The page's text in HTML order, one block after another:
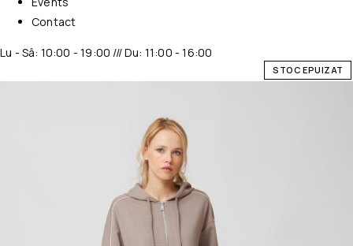
Contact
Lu - Sâ: 10:00 - 19:00 /// Du: 11:00 - 16:00
STOC EPUIZAT